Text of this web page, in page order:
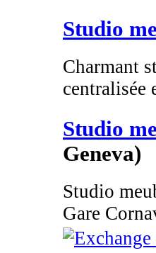
Studio
Charmant
centralisée
Studio
Geneva)
Studio
Gare